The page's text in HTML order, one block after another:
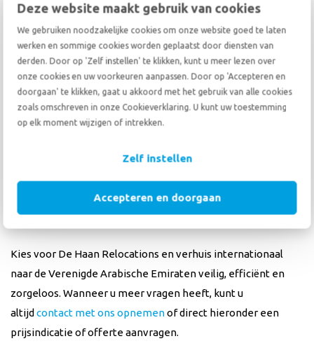
Deze website maakt gebruik van cookies
We gebruiken noodzakelijke cookies om onze website goed te laten
werken en sommige cookies worden geplaatst door diensten van
derden. Door op 'Zelf instellen' te klikken, kunt u meer lezen over
onze cookies en uw voorkeuren aanpassen. Door op 'Accepteren en
doorgaan' te klikken, gaat u akkoord met het gebruik van alle cookies
zoals omschreven in onze Cookieverklaring. U kunt uw toestemming
op elk moment wijzigen of intrekken.
Zelf instellen
Accepteren en doorgaan
betrokken en vakkundige verhuizers.
Welke documenten worden gevraagd en welke eisen en
voorwaarden op u van toepassing zijn, is volledig
afhankelijk van uw persoonlijke situatie. Wij begeleiden u
graag in deze moeilijke materie van documenten want wij
volledige douaneformaliteiten en het transport per schip
begeleidt dit proces, houdt contact met de internationale
verhuispartner en houdt u op de hoogte.
Kies voor De Haan Relocations en verhuis internationaal
naar de Verenigde Arabische Emiraten veilig, efficiënt en
zorgeloos. Wanneer u meer vragen heeft, kunt u
altijd contact met ons opnemenof direct hieronder een
prijsindicatie of offerte aanvragen.